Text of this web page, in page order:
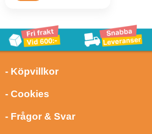
- Köpvillkor
- Cookies
- Frågor & Svar